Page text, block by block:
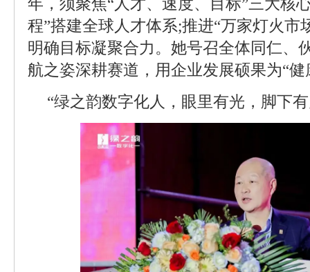
年，须聚焦“人才、速度、目标”三大核
程”搭建全球人才体系;推进“万家灯火市
明确目标凝聚合力。她号召全体同仁、
航之姿深耕赛道，用企业发展硕果为“
“绿之韵数字化人，眼里有光，脚下